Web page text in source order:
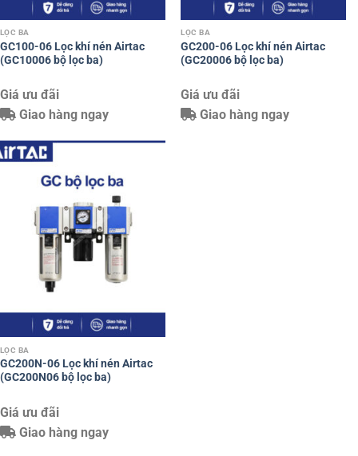
LỌC BA
GC100-06 Lọc khí nén Airtac
(GC10006 bộ lọc ba)
Giá ưu đãi
Giao hàng ngay
LỌC BA
GC200-06 Lọc khí nén Airtac
(GC20006 bộ lọc ba)
Giá ưu đãi
Giao hàng ngay
LỌC BA
GC200N-06 Lọc khí nén Airtac
(GC200N06 bộ lọc ba)
Giá ưu đãi
Giao hàng ngay